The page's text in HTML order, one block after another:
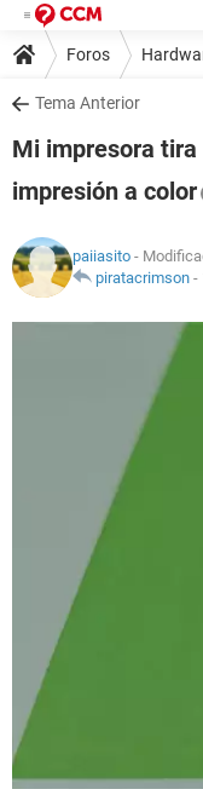
Foros
Tema Anterior
Mi impresora
impresión a color
paiiasito -
piratacrimson -